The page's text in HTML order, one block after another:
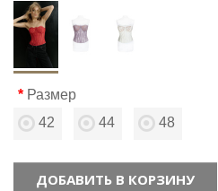
Размер
42
44 48
ДОБАВИТЬ В КОРЗИНУ